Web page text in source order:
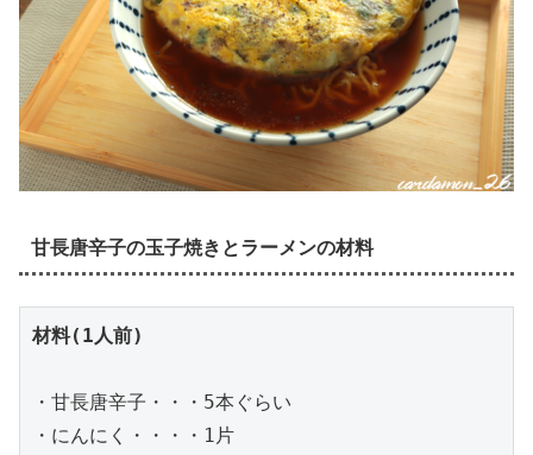
甘長唐辛子の玉子焼きとラーメンの材料
材料(1人前)
・甘長唐辛子・・・5本ぐらい
・にんにく・・・・1片